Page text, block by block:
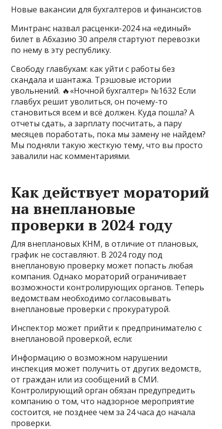
Новые вакансии для бухгалтеров и финансистов
Минтранс назвал расценки-2024 на «единый»
билет в Абхазию 30 апреля стартуют перевозки
по нему в эту республику.
Свободу главбухам: как уйти с работы без
скандала и шантажа. Трэшовые истории
увольнений. 🔥«Ночной бухгалтер» №1632 Если
главбух решит уволиться, он почему-то
становиться всем и всё должен. Куда пошла? А
отчеты сдать, а зарплату посчитать, а пару
месяцев поработать, пока мы замену не найдем?
Мы подняли такую жесткую тему, что вы просто
завалили нас комментариями.
Как действует мораторий
на внеплановые
проверки в 2024 году
Для внеплановых КНМ, в отличие от плановых,
график не составляют. В 2024 году под
внеплановую проверку может попасть любая
компания. Однако мораторий ограничивает
возможности контролирующих органов. Теперь
ведомствам необходимо согласовывать
внеплановые проверки с прокуратурой.
Инспектор может прийти к предпринимателю с
внеплановой проверкой, если:
Информацию о возможном нарушении
инспекция может получить от других ведомств,
от граждан или из сообщений в СМИ.
Контролирующий орган обязан предупредить
компанию о том, что надзорное мероприятие
состоится, не позднее чем за 24 часа до начала
проверки.